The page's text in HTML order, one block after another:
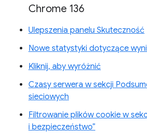
Chrome 136
Ulepszenia panelu Skuteczność
Nowe statystyki dotyczące
Kliknij, aby wyróżnić
Czasy serwera w sekcji
sieciowych
Filtrowanie plików cookie w
i bezpieczeństwo”